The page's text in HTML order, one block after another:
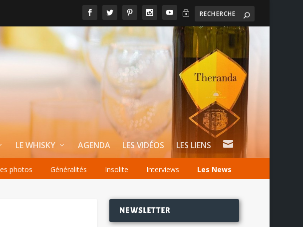
~
LE WHISKY AGENDA LES VIDÉOS LES LIENS 
photos Généralités Insolite Interviews Les News
NEWSLETTER